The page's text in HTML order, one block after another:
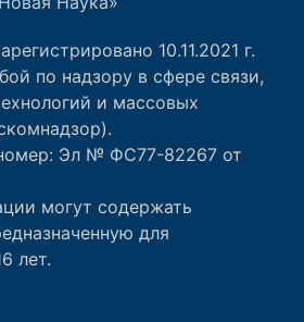
10.11.2021 г.
по надзору в сфере связи,
и массовых
Эл № ФС77-82267 от
могут содержать
для
лет.